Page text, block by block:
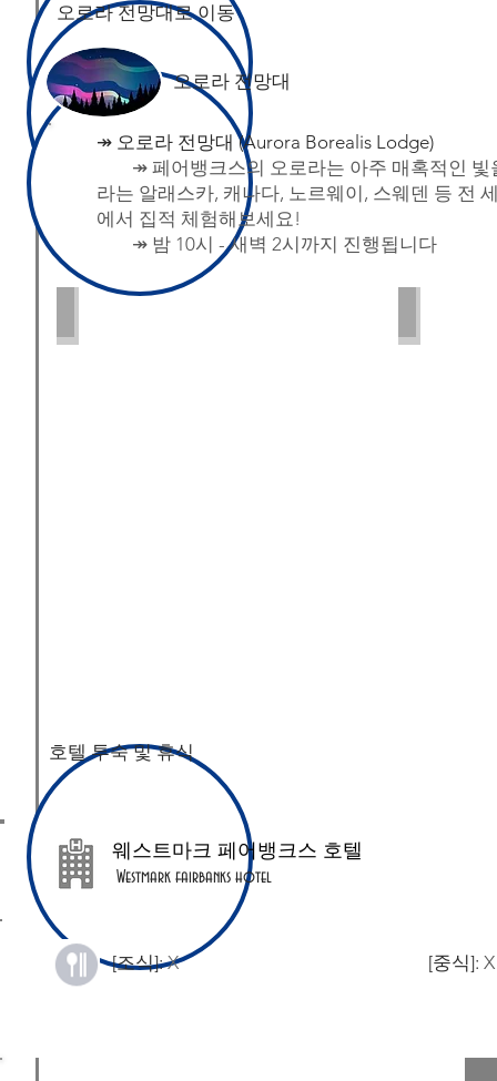
오로라 전망대로 이동
오로라 전망대
↠ ​오로라 전망대 (Aurora Borealis Lodge)
↠ 페어뱅크스의 오로라는 아주 매혹적인
라는 알래스카, 캐나다, 노르웨이, 스웨덴 등 전
에서 집적 체험해보세요!
↠ 밤 10시 - 새벽 2시까지 진행됩니다
Alaska.org
Alaska.Org
호텔 투숙 및 휴식
​웨스트마크 페어뱅크스 호텔
Westmark fairbanks hotel
[조식]:X [중식]: X